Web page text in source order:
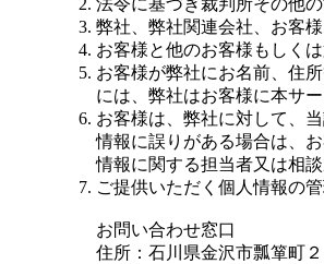
弊社、弊社関連会社、お客
お客様と他のお客様もしく
お客様が弊社にお名前、住
には、弊社はお客様に本サ
お客様は、弊社に対して、
情報に誤りがある場合は、
情報に関する担当者又は相
ご提供いただく個人情報の
お問い合わせ窓口
住所：石川県金沢市瓢箪町２